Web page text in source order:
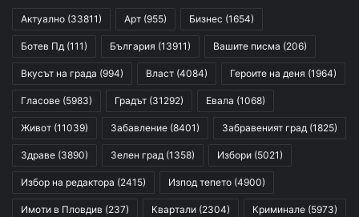
Актуално (33811) Арт (955) Бизнес (1654)
Ботев Пд (111) България (13911) Вашите писма (206)
Вкусът на града (994) Власт (4084) Героите на деня (1964)
Гласове (5983) Градът (31292) Евала (1068)
Живот (11039) Забавление (8401) Забравеният град (1825)
Здраве (3890) Зелен град (1358) Избори (5021)
Избор на редактора (2415) Изпод тепето (4900)
Имоти в Пловдив (237) Квартали (2304) Криминале (5973)